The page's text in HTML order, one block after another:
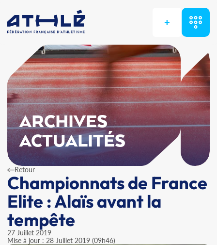
+
ARCHIVES
ACTUALITÉS
Retour
Championnats de France
Elite : Alaïs avant la
tempête
27 Juillet 2019
Mise à jour : 28 Juillet 2019 (09h46)